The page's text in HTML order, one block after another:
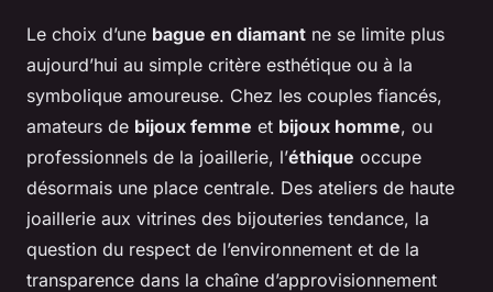
Le choix d’une bague en diamant ne se limite plus
aujourd’hui au simple critère esthétique ou à la
symbolique amoureuse. Chez les couples fiancés,
amateurs de bijoux femme et bijoux homme, ou
professionnels de la joaillerie, l’éthique occupe
désormais une place centrale. Des ateliers de haute
joaillerie aux vitrines des bijouteries tendance, la
question du respect de l’environnement et de la
transparence dans la chaîne d’approvisionnement